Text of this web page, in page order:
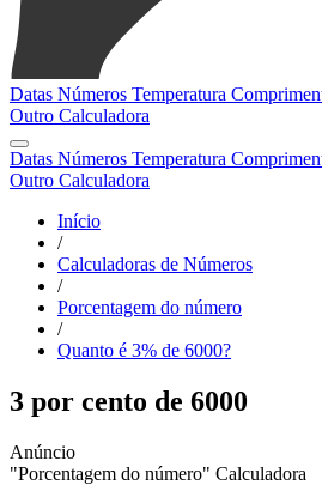
Datas Números Temperatura
Outro Calculadora
Datas Números Temperatura
Outro Calculadora
Início
/
Calculadoras de Números
/
Porcentagem do número
/
Quanto é 3% de 6000?
3 por cento de 6000
"Porcentagem do número" Calculadora